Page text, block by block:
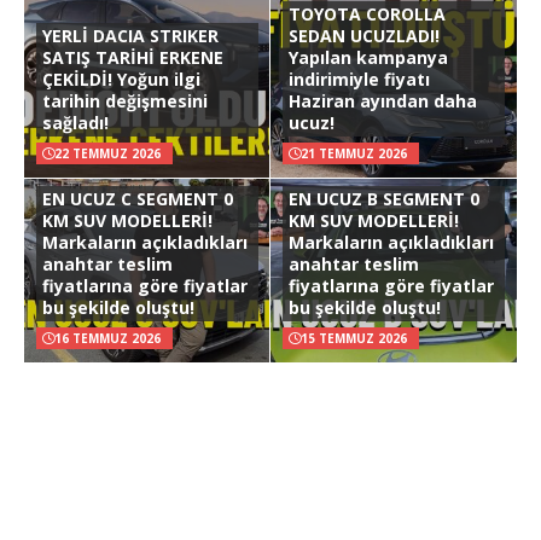
YERLİ DACIA STRIKER
SATIŞ TARİHİ ERKENE
ÇEKİLDİ! Yoğun ilgi
tarihin değişmesini
sağladı!
22 TEMMUZ 2026
TOYOTA COROLLA
SEDAN UCUZLADI!
Yapılan kampanya
indirimiyle fiyatı
Haziran ayından daha
ucuz!
21 TEMMUZ 2026
EN UCUZ C SEGMENT 0
KM SUV MODELLERİ!
Markaların açıkladıkları
anahtar teslim
fiyatlarına göre fiyatlar
bu şekilde oluştu!
16 TEMMUZ 2026
EN UCUZ B SEGMENT 0
KM SUV MODELLERİ!
Markaların açıkladıkları
anahtar teslim
fiyatlarına göre fiyatlar
bu şekilde oluştu!
15 TEMMUZ 2026